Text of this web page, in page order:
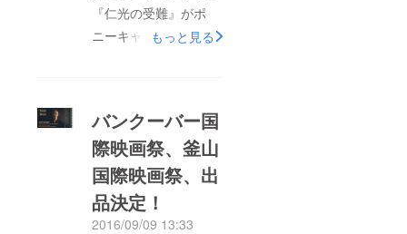
『仁光の受難』がポ
ニーキャニオンさん配
イト ちょうど1ヶ月後
の9月23日(土)から、
角川シネマ新宿でレイ
トショー上映です。リ
ターン品のDVD・Blu-
もっと見る
バンクーバー国
際映画祭、釜山
国際映画祭、出
品決定！
2016/09/09 13:33